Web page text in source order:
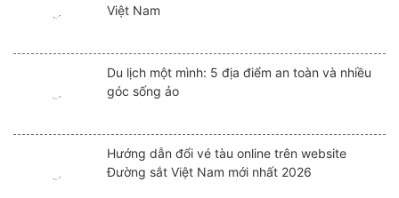
Việt Nam
Du lịch một mình: 5 địa điểm an toàn và nhiều
góc sống ảo
Hướng dẫn đổi vé tàu online trên website
Đường sắt Việt Nam mới nhất 2026